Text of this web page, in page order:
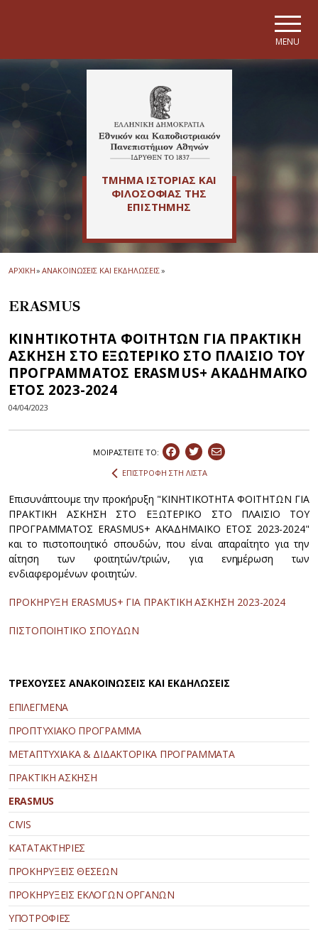
MENU
ΤΜΗΜΑ ΙΣΤΟΡΙΑΣ ΚΑΙ
ΦΙΛΟΣΟΦΙΑΣ ΤΗΣ
ΕΠΙΣΤΗΜΗΣ
ΑΡΧΙΚΗ» ΑΝΑΚΟΙΝΩΣΕΙΣ ΚΑΙ ΕΚΔΗΛΩΣΕΙΣ»
ERASMUS
ΚΙΝΗΤΙΚΟΤΗΤΑ ΦΟΙΤΗΤΩΝ ΓΙΑ ΠΡΑΚΤΙΚΗ
ΑΣΚΗΣΗ ΣΤΟ ΕΞΩΤΕΡΙΚΟ ΣΤΟ ΠΛΑΙΣΙΟ ΤΟΥ
ΠΡΟΓΡΑΜΜΑΤΟΣ ERASMUS+ ΑΚΑΔΗΜΑΪΚΟ
ΕΤΟΣ 2023-2024
04/04/2023
ΜΟΙΡΑΣΤEIΤΕ ΤΟ:
ΕΠΙΣΤΡΟΦΗ ΣΤΗ ΛΙΣΤΑ
Επισυνάπτουμε την προκήρυξη "ΚΙΝΗΤΙΚΟΤΗΤΑ ΦΟΙΤΗΤΩΝ ΓΙΑ
ΠΡΑΚΤΙΚΗ ΑΣΚΗΣΗ ΣΤΟ ΕΞΩΤΕΡΙΚΟ ΣΤΟ ΠΛΑΙΣΙΟ ΤΟΥ
ΠΡΟΓΡΑΜΜΑΤΟΣ ERASMUS+ ΑΚΑΔΗΜΑΪΚΟ ΕΤΟΣ 2023-2024"
και το πιστοποιητικό σπουδών, που είναι απαραίτητο για την
αίτηση των φοιτητών/τριών, για ενημέρωση των
ενδιαφερομένων φοιτητών.
ΠΡΟΚΗΡΥΞΗ ERASMUS+ ΓΙΑ ΠΡΑΚΤΙΚΗ ΑΣΚΗΣΗ 2023-2024
ΠΙΣΤΟΠΟΙΗΤΙΚΟ ΣΠΟΥΔΩΝ
ΤΡΕΧΟΥΣΕΣ ΑΝΑΚΟΙΝΩΣΕΙΣ ΚΑΙ ΕΚΔΗΛΩΣΕΙΣ
ΕΠΙΛΕΓΜΕΝΑ
ΠΡΟΠΤΥΧΙΑΚΟ ΠΡΟΓΡΑΜΜΑ
ΜΕΤΑΠΤΥΧΙΑΚΑ & ΔΙΔΑΚΤΟΡΙΚΑ ΠΡΟΓΡΑΜΜΑΤΑ
ΠΡΑΚΤΙΚΗ ΑΣΚΗΣΗ
ERASMUS
CIVIS
ΚΑΤΑΤΑΚΤΗΡΙΕΣ
ΠΡΟΚΗΡΥΞΕΙΣ ΘΕΣΕΩΝ
ΠΡΟΚΗΡΥΞΕΙΣ ΕΚΛΟΓΩΝ ΟΡΓΑΝΩΝ
ΥΠΟΤΡΟΦΙΕΣ